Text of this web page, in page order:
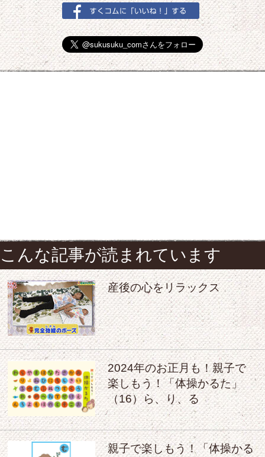
こんな記事が読まれています
産後の心をリラックス
2024年のお正月も！親子で
楽しもう！「体操かるた」
（16）ら、り、る
親子で楽しもう！「体操かる